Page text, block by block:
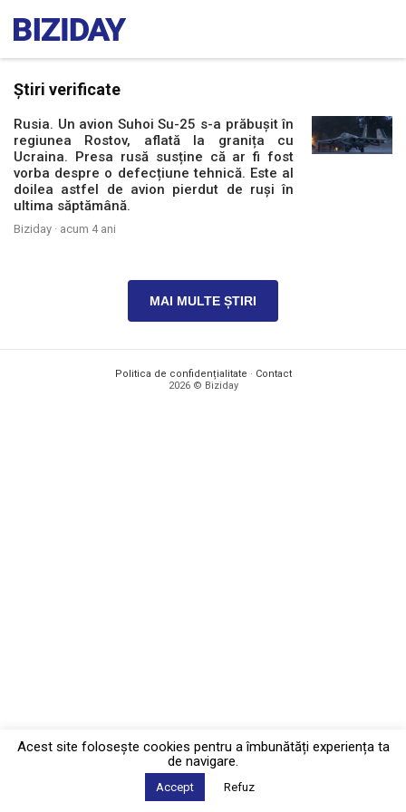
Știri verificate
Rusia. Un avion Suhoi Su-25 s-a prăbușit în
regiunea Rostov, aflată la granița cu
Ucraina. Presa rusă susține că ar fi fost
vorba despre o defecțiune tehnică. Este al
doilea astfel de avion pierdut de ruși în
ultima săptămână.
Biziday · acum 4 ani
MAI MULTE ȘTIRI
Politica de confidențialitate · Contact
2026 © Biziday
Acest site foloseşte cookies pentru a îmbunătăți experiența ta
de navigare.
Accept Refuz